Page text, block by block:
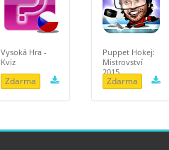
Vysoká Hra -
Kviz
Zdarma
Puppet Hokej:
Mistrovství
2015
Zdarma